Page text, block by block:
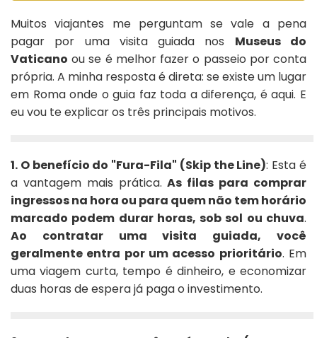
Muitos viajantes me perguntam se vale a pena
pagar por uma visita guiada nos Museus do
Vaticano ou se é melhor fazer o passeio por conta
própria. A minha resposta é direta: se existe um lugar
em Roma onde o guia faz toda a diferença, é aqui. E
eu vou te explicar os três principais motivos.
1. O benefício do "Fura-Fila" (Skip the Line): Esta é
a vantagem mais prática.As filas para comprar
ingressos na hora ou para quem não tem horário
marcado podem durar horas, sob sol ou chuva.
Ao contratar uma visita guiada, você
geralmente entra por um acesso prioritário. Em
uma viagem curta, tempo é dinheiro, e economizar
duas horas de espera já paga o investimento.